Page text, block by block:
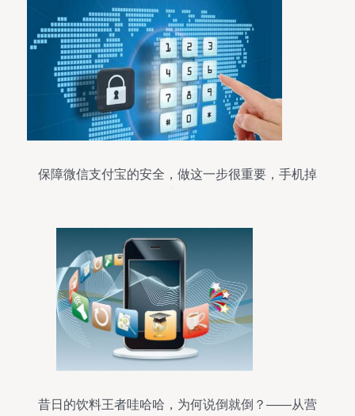
保障微信支付宝的安全，做这一步很重要，手机掉
昔日的饮料王者哇哈哈，为何说倒就倒？——从营